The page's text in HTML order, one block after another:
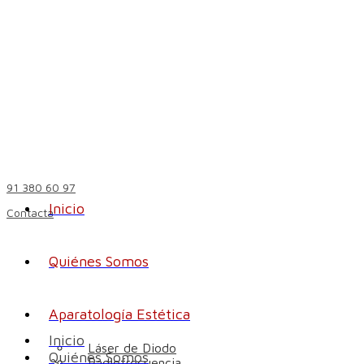
91 380 60 97
ContactaInicio
Quiénes Somos
Aparatología Estética
Láser de Diodo
Inicio
Quiénes Somos